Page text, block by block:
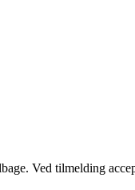
Ved tilmelding